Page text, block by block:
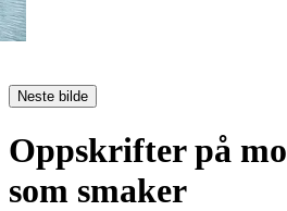
Neste bilde
Oppskrifter på
som smaker